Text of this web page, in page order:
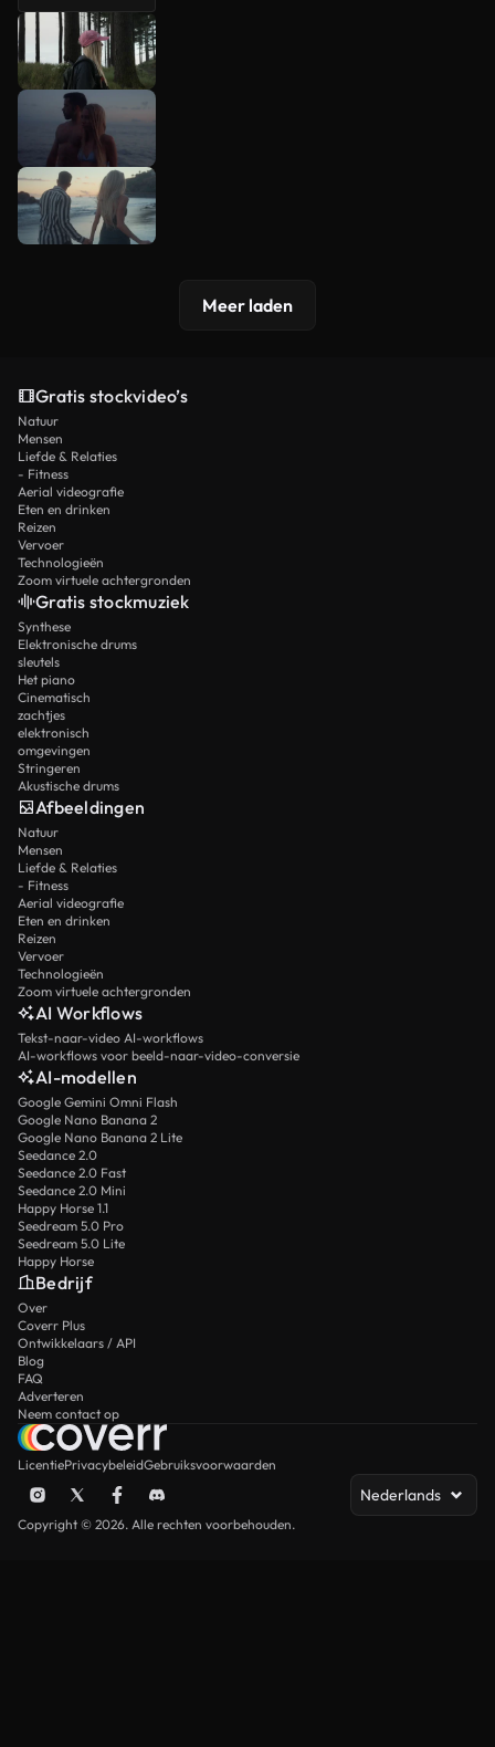
Meer laden
Gratis stockvideo’s
Natuur
Mensen
Liefde & Relaties
- Fitness
Aerial videografie
Eten en drinken
Reizen
Vervoer
Technologieën
Zoom virtuele achtergronden
Gratis stockmuziek
Synthese
Elektronische drums
sleutels
Het piano
Cinematisch
zachtjes
elektronisch
omgevingen
Stringeren
Akustische drums
Afbeeldingen
Natuur
Mensen
Liefde & Relaties
- Fitness
Aerial videografie
Eten en drinken
Reizen
Vervoer
Technologieën
Zoom virtuele achtergronden
AI Workflows
Tekst-naar-video AI-workflows
AI-workflows voor beeld-naar-video-conversie
AI-modellen
Google Gemini Omni Flash
Google Nano Banana 2
Google Nano Banana 2 Lite
Seedance 2.0
Seedance 2.0 Fast
Seedance 2.0 Mini
Happy Horse 1.1
Seedream 5.0 Pro
Seedream 5.0 Lite
Happy Horse
Bedrijf
Over
Coverr Plus
Ontwikkelaars / API
Blog
FAQ
Adverteren
Neem contact op
LicentiePrivacybeleidGebruiksvoorwaarden
Nederlands
Copyright © 2026. Alle rechten voorbehouden.